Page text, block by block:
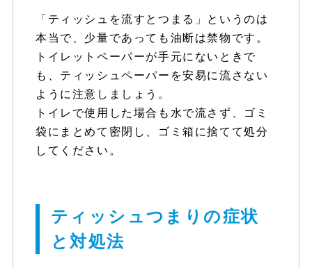
「ティッシュを流すとつまる」というのは
本当で、少量であっても油断は禁物です。
トイレットペーパーが手元にないときで
も、ティッシュペーパーを安易に流さない
ように注意しましょう。
トイレで使用した場合も水で流さず、ゴミ
袋にまとめて密閉し、ゴミ箱に捨てて処分
してください。
ティッシュつまりの症状
と対処法